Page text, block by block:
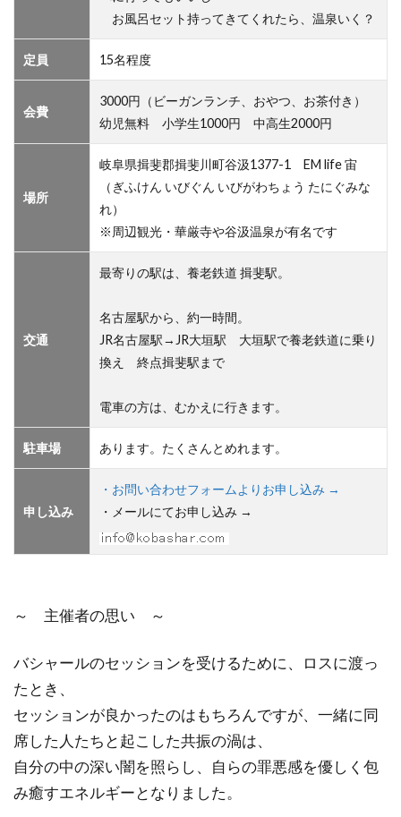
お風呂セット持ってきてくれたら、温泉いく？
定員 15名程度
会費
3000円（ビーガンランチ、おやつ、お茶付き）
幼児無料 小学生1000円 中高生2000円
場所
岐阜県揖斐郡揖斐川町谷汲1377-1 EM life 宙
（ぎふけん いびぐん いびがわちょう たにぐみな
れ）
※周辺観光・華厳寺や谷汲温泉が有名です
交通
最寄りの駅は、養老鉄道 揖斐駅。
名古屋駅から、約一時間。
JR名古屋駅→JR大垣駅 大垣駅で養老鉄道に乗り
換え 終点揖斐駅まで
電車の方は、むかえに行きます。
駐車場 あります。たくさんとめれます。
申し込み
・お問い合わせフォームよりお申し込み →
・メールにてお申し込み →
～ 主催者の思い ～
バシャールのセッションを受けるために、ロスに渡っ
たとき、
セッションが良かったのはもちろんですが、一緒に同
席した人たちと起こした共振の渦は、
自分の中の深い闇を照らし、自らの罪悪感を優しく包
み癒すエネルギーとなりました。